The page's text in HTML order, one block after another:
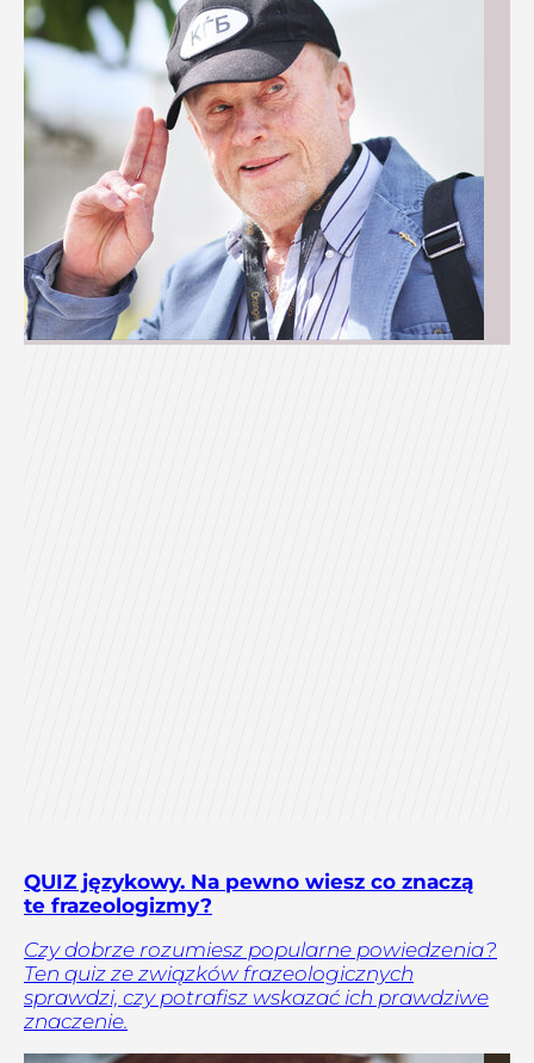
QUIZ językowy. Na pewno wiesz co znaczą
te frazeologizmy?
Czy dobrze rozumiesz popularne powiedzenia?
Ten quiz ze związków frazeologicznych
sprawdzi, czy potrafisz wskazać ich prawdziwe
znaczenie.